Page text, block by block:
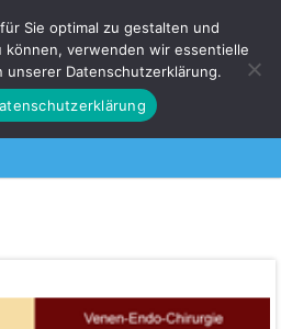
Zentrum
Sie optimal zu gestalten und
verwenden wir essentielle
unserer Datenschutzerklärung.